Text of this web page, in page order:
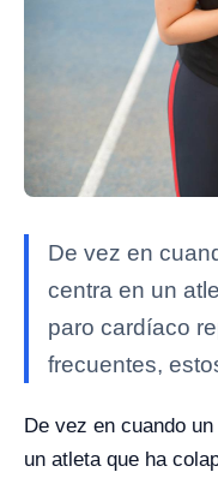
De vez en
centra en un
paro cardíaco
frecuentes,
De vez en cuando
un atleta que ha